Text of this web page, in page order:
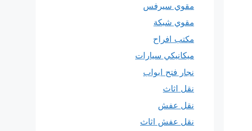
مقوي سيرفس
مقوي شبكة
مكتب افراح
ميكانيكي سيارات
نجار فتح ابواب
نقل اثاث
نقل عفش
نقل عفش اثاث